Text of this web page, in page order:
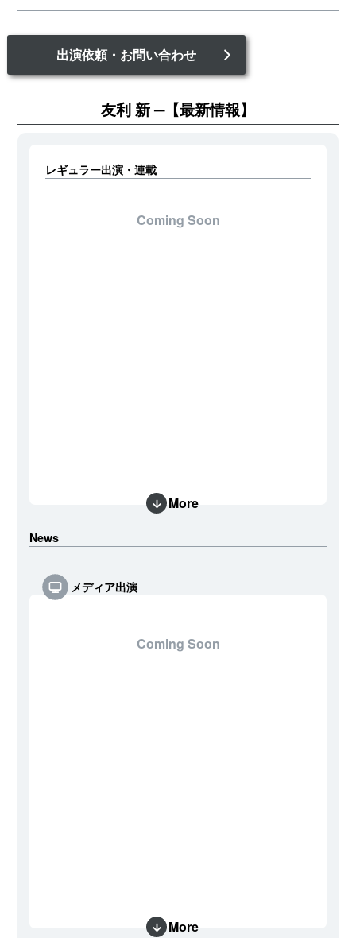
出演依頼・お問い合わせ
友利 新 【最新情報】
レギュラー出演・連載
Coming Soon
More
News
メディア出演
Coming Soon
More